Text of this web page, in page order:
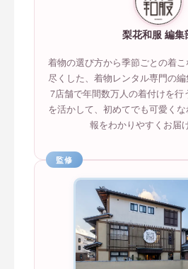
梨花和服 編集
着物の選び方から季節ごとの着
尽くした、着物レンタル専門の
7店舗で年間数万人の着付けを行
を活かして、初めてでも可愛く
報をわかりやすくお届
監修